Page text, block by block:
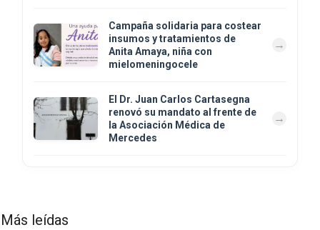
Campaña solidaria para costear
insumos y tratamientos de
Anita Amaya, niña con
mielomeningocele
El Dr. Juan Carlos Cartasegna
renovó su mandato al frente de
la Asociación Médica de
Mercedes
Más leídas